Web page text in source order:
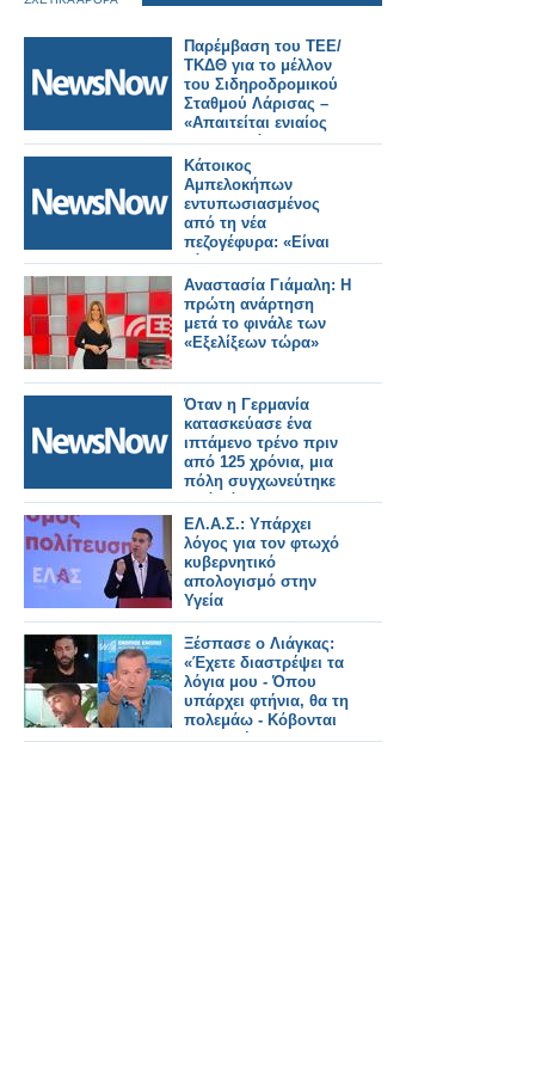
Παρέμβαση του ΤΕΕ/
ΤΚΔΘ για το μέλλον
του Σιδηροδρομικού
Σταθμού Λάρισας –
«Απαιτείται ενιαίος
σχεδιασμός για την
πόλη».
Κάτοικος
Αμπελοκήπων
εντυπωσιασμένος
από τη νέα
πεζογέφυρα: «Είναι
κόσμημα για την
πόλη»
Αναστασία Γιάμαλη: Η
πρώτη ανάρτηση
μετά το φινάλε των
«Εξελίξεων τώρα»
Όταν η Γερμανία
κατασκεύασε ένα
ιπτάμενο τρένο πριν
από 125 χρόνια, μια
πόλη συγχωνεύτηκε
από κάτω του.
ΕΛ.Α.Σ.: Υπάρχει
λόγος για τον φτωχό
κυβερνητικό
απολογισμό στην
Υγεία
Ξέσπασε ο Λιάγκας:
«Έχετε διαστρέψει τα
λόγια μου - Όπου
υπάρχει φτήνια, θα τη
πολεμάω - Κόβονται
εκπομπές και δεν